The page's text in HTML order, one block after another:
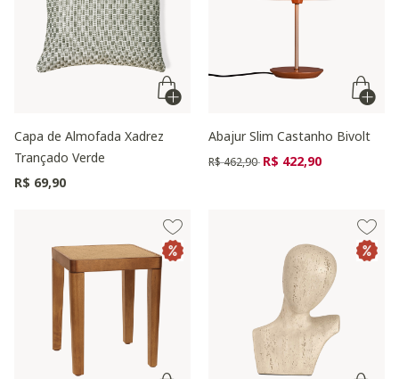
Capa de Almofada Xadrez
Trançado Verde
R$ 69,90
Abajur Slim Castanho Bivolt
Preço reduzido de
R$ 462,90 para
R$ 422,90